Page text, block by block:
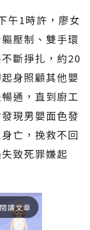
午1時許，廖女
壓制、雙手環
斷掙扎，約20
身照顧其他嬰
通，直到廚工
現男嬰面色發
亡，挽救不回
致死罪嫌起
閱讀文章